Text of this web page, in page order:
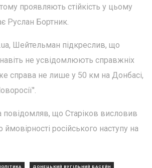
проявляють стійкість у цьому
Руслан Бортник.
Шейтельман підкреслив, що
не усвідомлюють справжніх
справа не лише у 50 км на Донбасі,
повідомляв, що Старіков висловив
російського наступу на
ДОНЕЦЬКИЙ ВУГІЛЬНИЙ БАСЕЙН